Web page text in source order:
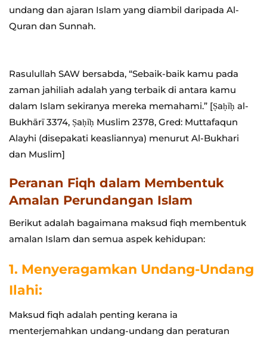
undang dan ajaran Islam yang diambil daripada Al-
Quran dan Sunnah.
Rasulullah SAW bersabda, “Sebaik-baik kamu pada
zaman jahiliah adalah yang terbaik di antara kamu
dalam Islam sekiranya mereka memahami.” [Ṣaḥīḥ al-
Bukhārī 3374, Ṣaḥīḥ Muslim 2378, Gred: Muttafaqun
Alayhi (disepakati keasliannya) menurut Al-Bukhari
dan Muslim]
Peranan Fiqh dalam Membentuk
Amalan Perundangan Islam
Berikut adalah bagaimana maksud fiqh membentuk
amalan Islam dan semua aspek kehidupan:
1. Menyeragamkan Undang-Undang
Ilahi:
Maksud fiqh adalah penting kerana ia
menterjemahkan undang-undang dan peraturan